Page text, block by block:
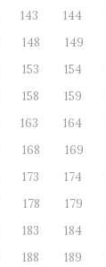
143 144
148 149
153 154
158 159
163 164
168 169
173 174
178 179
183 184
188 189